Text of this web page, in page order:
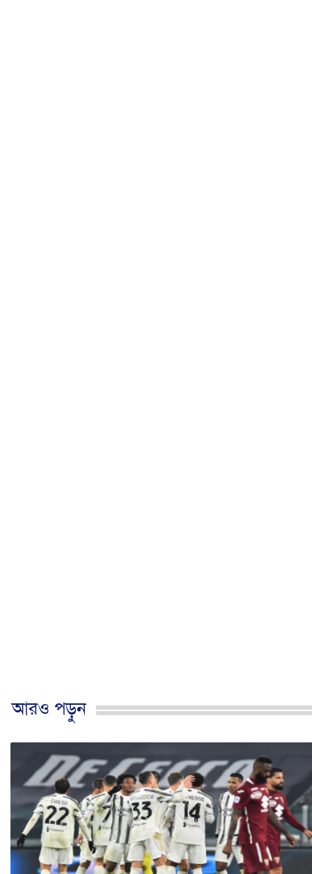
আরও পড়ুন